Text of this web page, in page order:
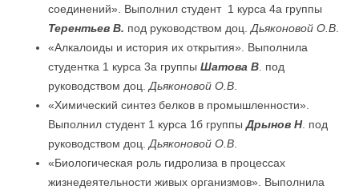
соединений». Выполнил студент 1 курса 4а группы
Терентьев В. под руководством доц. Дьяконовой О.В
«Алкалоиды и история их открытия». Выполнила
студентка 1 курса 3а группы Шатова В . под
руководством доц. Дьяконовой О.В
«Химический синтез белков в промышленности».
Выполнил студент 1 курса 1б группыДрынов Н. под
руководством доц. Дьяконовой О.В
«Биологическая роль гидролиза в процессах
жизнедеятельности живых организмов». Выполнила